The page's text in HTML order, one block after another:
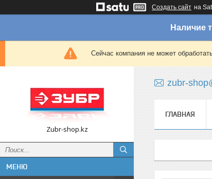
Создать сайт на
Наличие
Сейчас компания не может
Zubr-shop.kz
zubr-
ГЛАВНАЯ